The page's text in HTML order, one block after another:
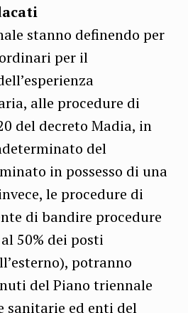
stanno definendo per
per il
alle procedure di
del decreto Madia, in
del
in possesso di una
le procedure di
di bandire procedure
50% dei posti
potranno
del Piano triennale
sanitarie ed enti del